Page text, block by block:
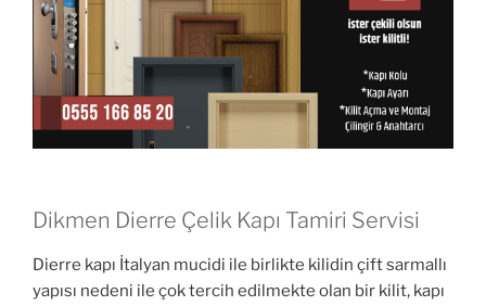
Dikmen Dierre Çelik Kapı Tamiri Servisi
Dierre kapı İtalyan mucidi ile birlikte kilidin çift sarmallı
yapısı nedeni ile çok tercih edilmekte olan bir kilit, kapı